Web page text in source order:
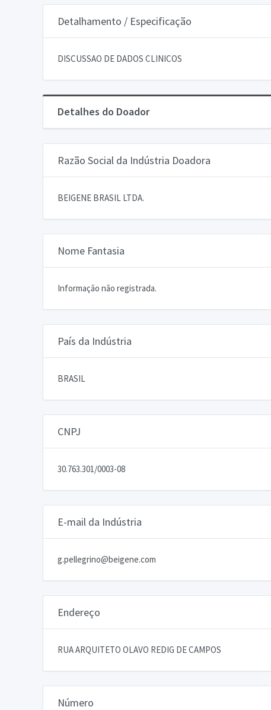
Detalhamento / Especificação
DISCUSSAO DE DADOS CLINICOS
Detalhes do Doador
Razão Social da Indústria Doadora
BEIGENE BRASIL LTDA.
Nome Fantasia
Informação não registrada.
País da Indústria
BRASIL
CNPJ
30.763.301/0003-08
E-mail da Indústria
g.pellegrino@beigene.com
Endereço
RUA ARQUITETO OLAVO REDIG DE CAMPOS
Número